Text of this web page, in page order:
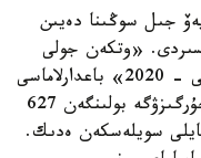
جىل سوڭىنا دەيىن
«وتكەن جولى
ءبىز سىزبەن «بيزنەستىڭ جول كارتاسى - 2020» باعدارلاماسى
اياسىندا بيزنەس ءۇشىن ينفراقۇرىلىم جۇرگىزۋگە بولىنگەن 627
سويلەسكەن ەدىك.